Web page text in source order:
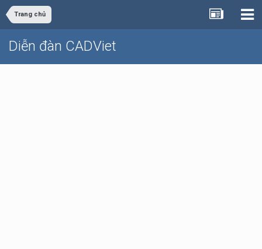
Trang chủ
Diễn đàn CADViet